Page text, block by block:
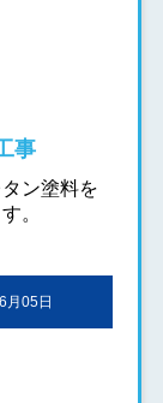
事
ン塗料を
。
月05日